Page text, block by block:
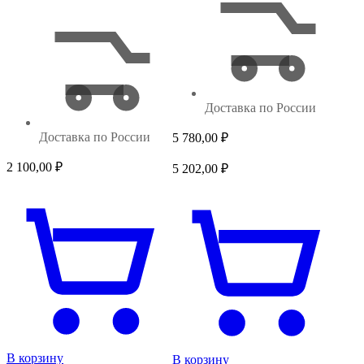
Доставка по России
2 100,00 ₽
В корзину
Доставка по России
5 780,00 ₽
5 202,00 ₽
В корзину